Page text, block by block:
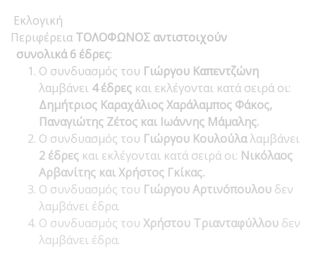
Εκλογική
Περιφέρεια ΤΟΛΟΦΩΝΟΣ αντιστοιχούν
συνολικά 6 έδρες:
Ο συνδυασμός του Γιώργου Καπεντζώνη
λαμβάνει 4 έδρες και εκλέγονται κατά σειρά οι:
Δημήτριος Καραχάλιος Χαράλαμπος Φάκος,
Παναγιώτης Ζέτος και Ιωάννης Μάμαλης.
Ο συνδυασμός του Γιώργου Κουλούλαλαμβάνει
2 έδρες και εκλέγονται κατά σειρά οι: Νικόλαος
Αρβανίτης και Χρήστος Γκίκας.
Ο συνδυασμός του Γιώργου Αρτινόπουλου δεν
λαμβάνει έδρα.
Ο συνδυασμός του Χρήστου Τριανταφύλλου δεν
λαμβάνει έδρα.